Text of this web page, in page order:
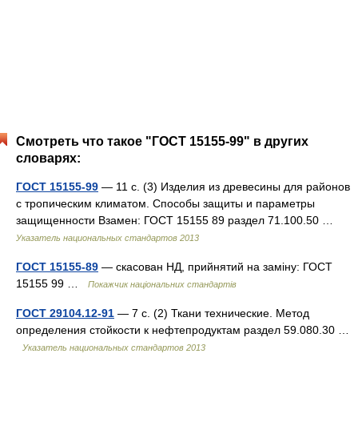
Смотреть что такое "ГОСТ 15155-99" в других
словарях:
ГОСТ 15155-99 — 11 с. (3) Изделия из древесины для районов
с тропическим климатом. Способы защиты и параметры
защищенности Взамен: ГОСТ 15155 89 раздел 71.100.50 …
Указатель национальных стандартов 2013
ГОСТ 15155-89 — скасован НД, прийнятий на заміну: ГОСТ
15155 99 …
Покажчик національних стандартів
ГОСТ 29104.12-91 — 7 с. (2) Ткани технические. Метод
определения стойкости к нефтепродуктам раздел 59.080.30 …
Указатель национальных стандартов 2013